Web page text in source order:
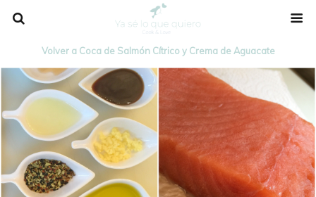
Volver a Coca de Salmón Cítrico y Crema de Aguacate